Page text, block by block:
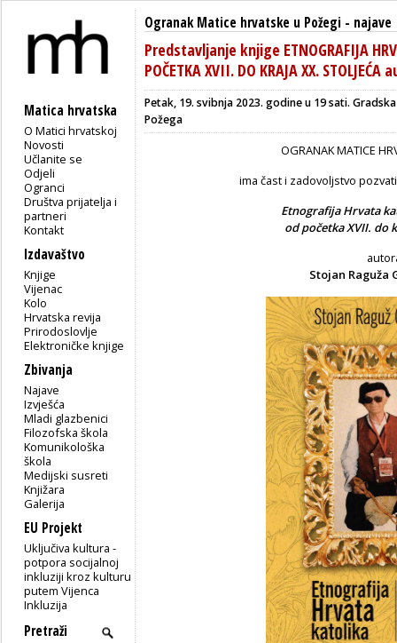
Matica hrvatska
O Matici hrvatskoj
Novosti
Učlanite se
Odjeli
Ogranci
Društva prijatelja i
partneri
Kontakt
Izdavaštvo
Knjige
Vijenac
Kolo
Hrvatska revija
Prirodoslovlje
Elektroničke knjige
Zbivanja
Najave
Izvješća
Mladi glazbenici
Filozofska škola
Komunikološka
škola
Medijski susreti
Knjižara
Galerija
EU Projekt
Uključiva kultura -
potpora socijalnoj
inkluziji kroz kulturu
putem Vijenca
Inkluzija
Ogranak Matice hrvatske u Požegi - najave
Predstavljanje knjige ETNOGRAFIJA
POČETKA XVII. DO KRAJA XX.
Petak, 19. svibnja 2023. godine u 19 sati.
Požega
OGRANAK MATICE
ima čast i zadovoljstvo
Etnografija Hrvata
od početka XVII. do
Stojan Raguža